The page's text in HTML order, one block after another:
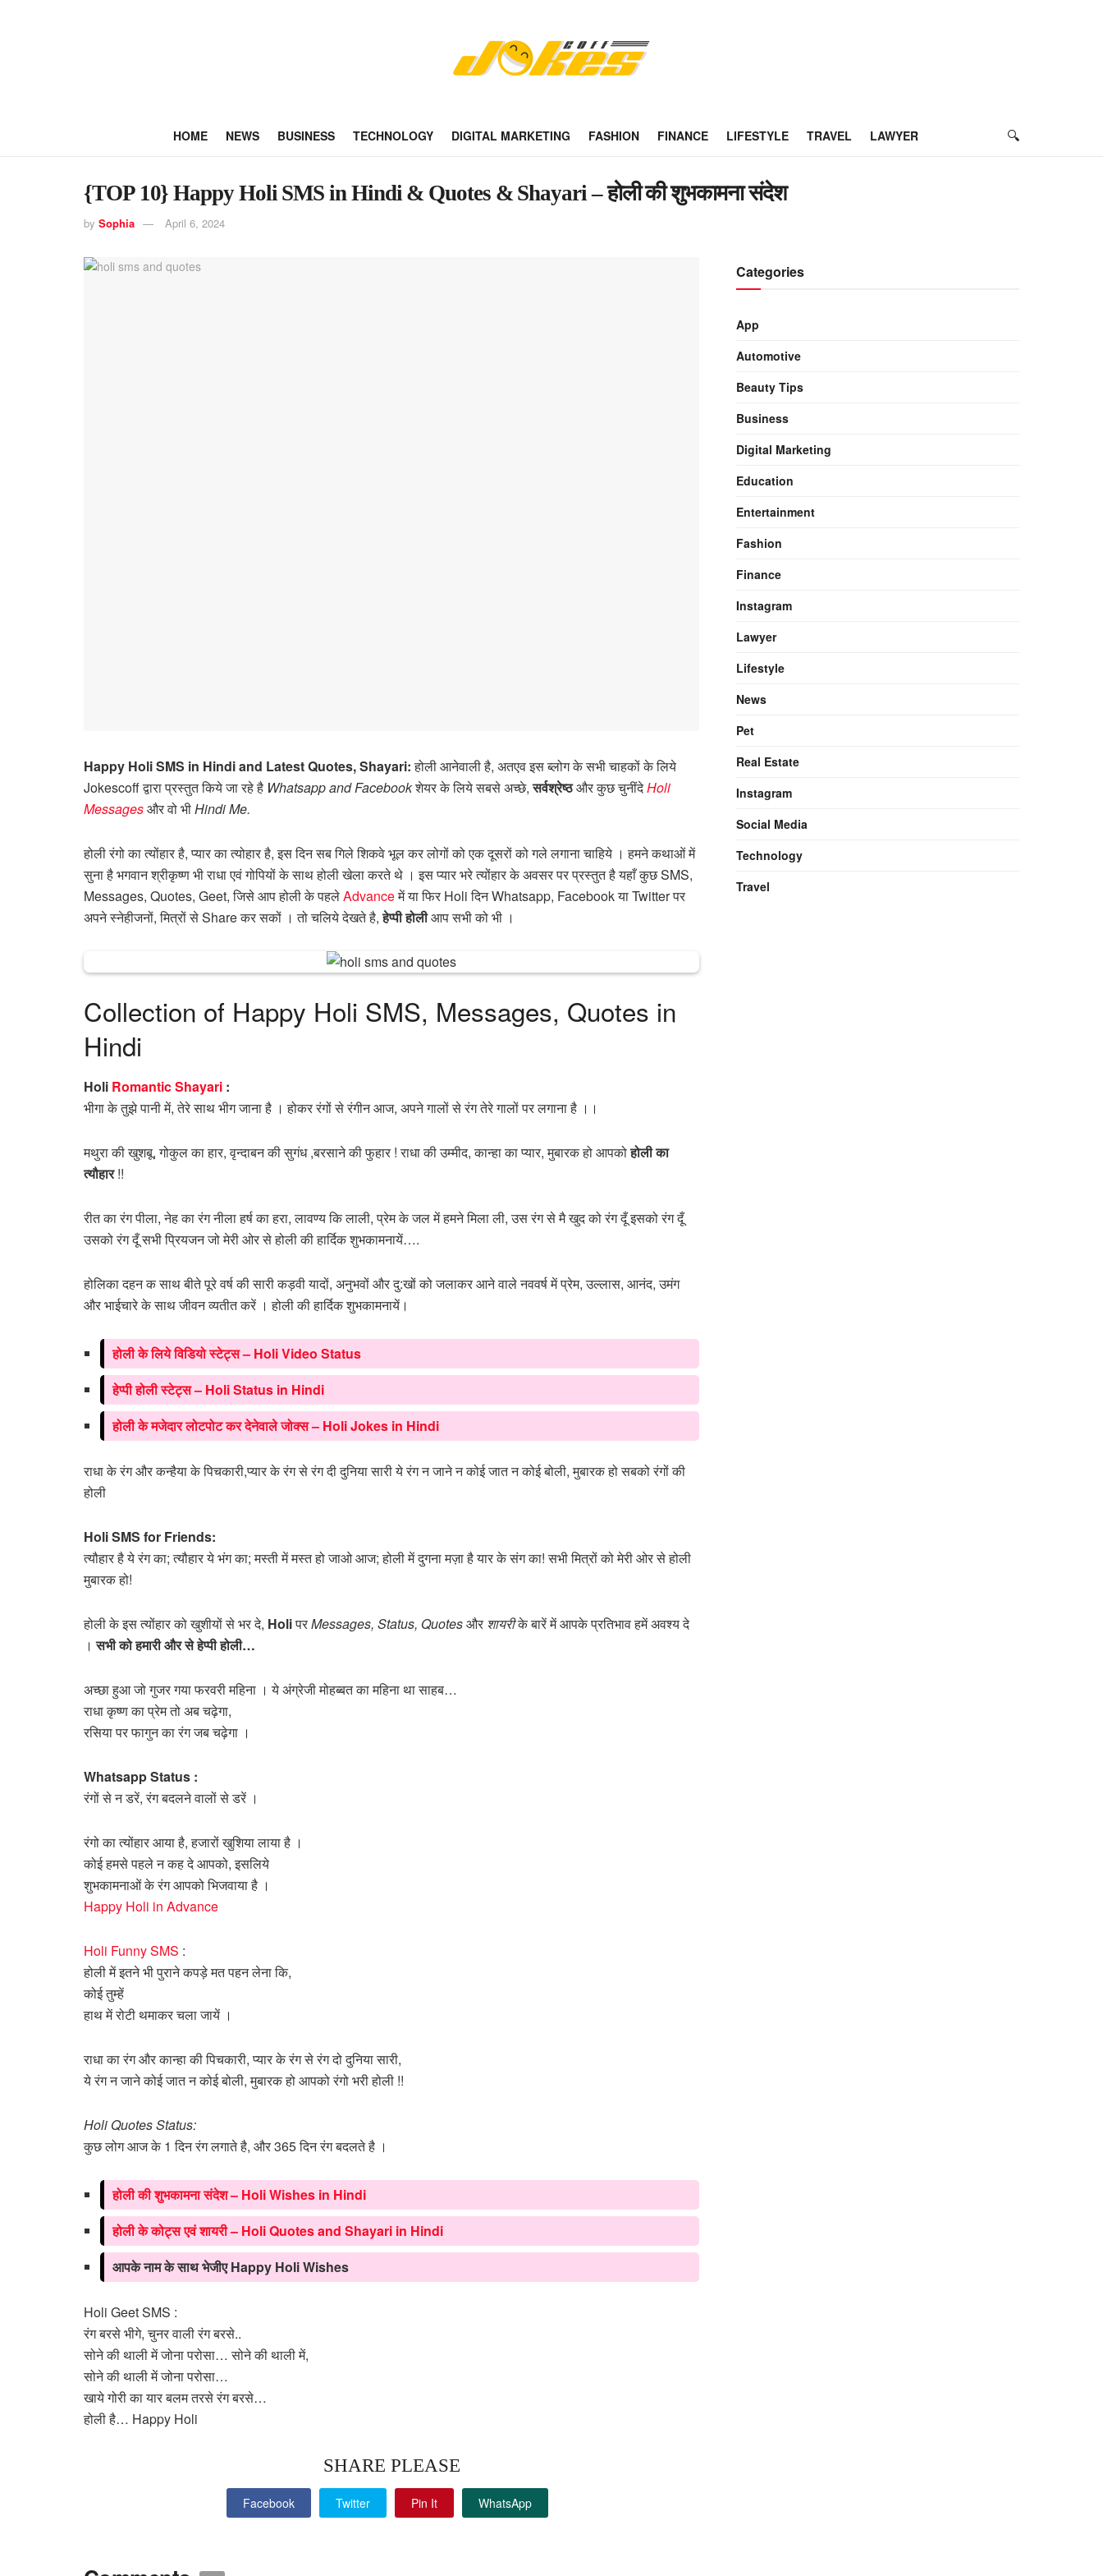
HOME NEWS BUSINESS TECHNOLOGY DIGITAL MARKETING FASHION FINANCE LIFESTYLE TRAVEL LAWYER
{TOP 10} Happy Holi SMS in Hindi & Quotes & Shayari – होली की शुभकामना संदेश
by Sophia April 6, 2024
Happy Holi SMS in Hindi and Latest Quotes, Shayari:होली आनेवाली है, अतएव इस ब्लोग के सभी चाहकों के लिये
Jokescoff द्वारा प्रस्तुत किये जा रहे है Whatsapp and Facebookशेयर के लिये सबसे अच्छे,सर्वश्रेष्ठऔर कुछ चुनींदेHoli
Messagesऔर वो भीHindi Me.
होली रंगो का त्योंहार है, प्यार का त्योहार है, इस दिन सब गिले शिकवे भूल कर लोगों को एक दूसरों को गले लगाना चाहिये । हमने कथाओं में
सुना है भगवान श्रीकृष्ण भी राधा एवं गोपियों के साथ होली खेला करते थे । इस प्यार भरे त्योंहार के अवसर पर प्रस्तुत है यहाँ कुछ SMS,
Messages, Quotes, Geet, जिसे आप होली के पहलेAdvanceमें या फिर Holi दिन Whatsapp, Facebook या Twitter पर
अपने स्नेहीजनों, मित्रों से Share कर सकों । तो चलिये देखते है,हेप्पी होलीआप सभी को भी ।
Collection of Happy Holi SMS, Messages, Quotes in
Hindi
Holi Romantic Shayari :
भीगा के तुझे पानी में, तेरे साथ भीग जाना है । होकर रंगों से रंगीन आज, अपने गालों से रंग तेरे गालों पर लगाना है ।।
मथुरा की खुशबू, गोकुल का हार, वृन्दाबन की सुगंध ,बरसाने की फुहार ! राधा की उम्मीद, कान्हा का प्यार, मुबारक हो आपकोहोली का
त्यौहार!!
रीत का रंग पीला, नेह का रंग नीला हर्ष का हरा, लावण्य कि लाली, प्रेम के जल में हमने मिला ली, उस रंग से मै खुद को रंग दूँ इसको रंग दूँ
उसको रंग दूँ सभी प्रियजन जो मेरी ओर से होली की हार्दिक शुभकामनायें….
होलिका दहन क साथ बीते पूरे वर्ष की सारी कड़वी यादों, अनुभवों और दु:खों को जलाकर आने वाले नववर्ष में प्रेम, उल्लास, आनंद, उमंग
और भाईचारे के साथ जीवन व्यतीत करें । होली की हार्दिक शुभकामनायें।
होली के लिये विडियो स्टेट्स – Holi Video Status
हेप्पी होली स्टेट्स – Holi Status in Hindi
होली के मजेदार लोटपोट कर देनेवाले जोक्स – Holi Jokes in Hindi
राधा के रंग और कन्हैया के पिचकारी,प्यार के रंग से रंग दी दुनिया सारी ये रंग न जाने न कोई जात न कोई बोली, मुबारक हो सबको रंगों की
होली
Holi SMS for Friends:
त्यौहार है ये रंग का; त्यौहार ये भंग का; मस्ती में मस्त हो जाओ आज; होली में दुगना मज़ा है यार के संग का! सभी मित्रों को मेरी ओर से होली
मुबारक हो!
होली के इस त्योंहार को खुशीयों से भर दे, HoliपरMessages, Status, Quotesऔर शायरीके बारें में आपके प्रतिभाव हमें अवश्य दे
। सभी को हमारी और से हेप्पी होली…
अच्छा हुआ जो गुजर गया फरवरी महिना । ये अंग्रेजी मोहब्बत का महिना था साहब…
राधा कृष्ण का प्रेम तो अब चढ़ेगा,
रसिया पर फागुन का रंग जब चढ़ेगा ।
Whatsapp Status :
रंगों से न डरें, रंग बदलने वालों से डरें ।
रंगो का त्योंहार आया है, हजारों खुशिया लाया है ।
कोई हमसे पहले न कह दे आपको, इसलिये
शुभकामनाओं के रंग आपको भिजवाया है ।
Happy Holi in Advance
Holi Funny SMS :
होली में इतने भी पुराने कपड़े मत पहन लेना कि,
कोई तुम्हें
हाथ में रोटी थमाकर चला जायें ।
राधा का रंग और कान्हा की पिचकारी, प्यार के रंग से रंग दो दुनिया सारी,
ये रंग न जाने कोई जात न कोई बोली, मुबारक हो आपको रंगो भरी होली !!
Holi Quotes Status:
कुछ लोग आज के 1 दिन रंग लगाते है, और 365 दिन रंग बदलते है ।
होली की शुभकामना संदेश – Holi Wishes in Hindi
होली के कोट्स एवं शायरी – Holi Quotes and Shayari in Hindi
आपके नाम के साथ भेजीए Happy Holi Wishes
Holi Geet SMS :
रंग बरसे भीगे, चुनर वाली रंग बरसे..
सोने की थाली में जोना परोसा… सोने की थाली में,
सोने की थाली में जोना परोसा…
खाये गोरी का यार बलम तरसे रंग बरसे…
होली है… Happy Holi
SHARE PLEASE
Facebook Twitter Pin It WhatsApp
Categories
App
Automotive
Beauty Tips
Business
Digital Marketing
Education
Entertainment
Fashion
Finance
Instagram
Lawyer
Lifestyle
News
Pet
Real Estate
Instagram
Social Media
Technology
Travel